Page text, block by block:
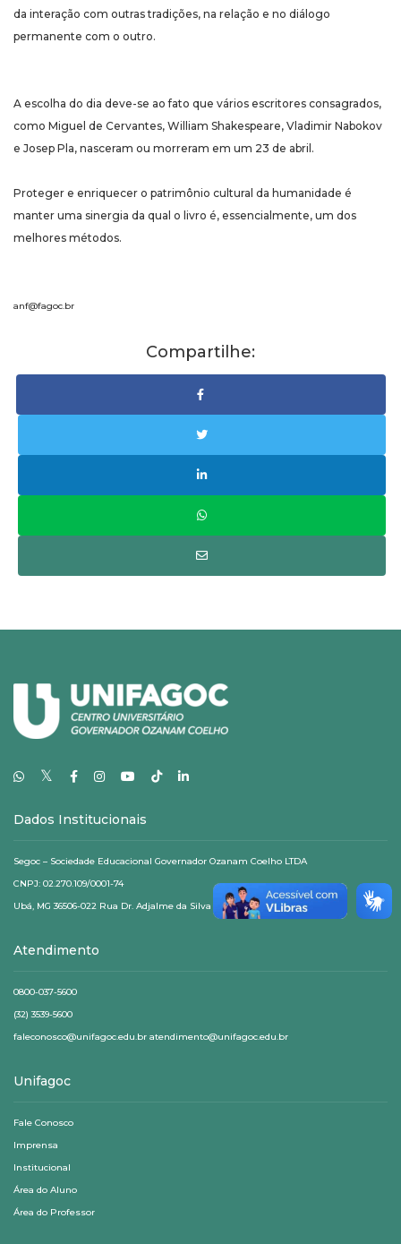
da interação com outras tradições, na relação e no diálogo
permanente com o outro.
A escolha do dia deve-se ao fato que vários escritores consagrados,
como Miguel de Cervantes, William Shakespeare, Vladimir Nabokov
e Josep Pla, nasceram ou morreram em um 23 de abril.
Proteger e enriquecer o patrimônio cultural da humanidade é
manter uma sinergia da qual o livro é, essencialmente, um dos
melhores métodos.
anf@fagoc.br
Compartilhe:
𝕏
Dados Institucionais
Segoc – Sociedade Educacional Governador Ozanam Coelho LTDA
CNPJ: 02.270.109/0001-74
Ubá, MG 36506-022 Rua Dr. Adjalme da Silva Botelho, 20
Atendimento
0800-037-5600
(32) 3539-5600
faleconosco@unifagoc.edu.br atendimento@unifagoc.edu.br
Unifagoc
Fale Conosco
Imprensa
Institucional
Área do Aluno
Área do Professor